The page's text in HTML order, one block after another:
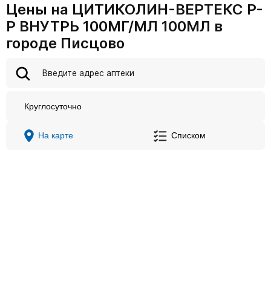
Цены на ЦИТИКОЛИН-ВЕРТЕКС Р-
Р ВНУТРЬ 100МГ/МЛ 100МЛ в
городе Писцово
Круглосуточно
На карте Списком